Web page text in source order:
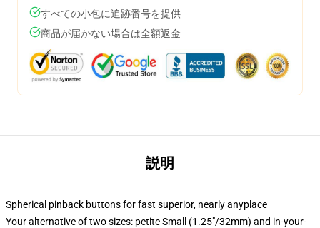
すべての小包に追跡番号を提供
商品が届かない場合は全額返金
説明
Spherical pinback buttons for fast superior, nearly anyplace
Your alternative of two sizes: petite Small (1.25"/32mm) and in-your-